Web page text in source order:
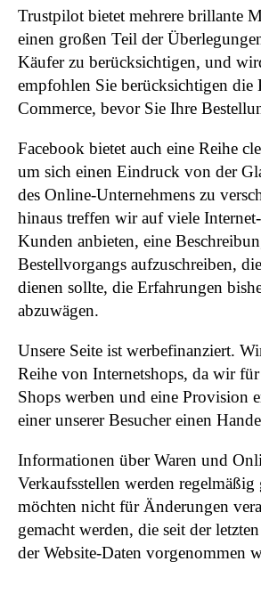
Trustpilot bietet mehrere brillante
einen großen Teil der
Käufer zu berücksichtigen, und
empfohlen Sie berücksichtigen
Commerce, bevor Sie Ihre
Facebook bietet auch eine Reihe
um sich einen Eindruck von der
des Online-Unternehmens zu
hinaus treffen wir auf viele
Kunden anbieten, eine
Bestellvorgangs aufzuschreiben,
dienen sollte, die Erfahrungen
abzuwägen.
Unsere Seite ist werbefinanziert.
Reihe von Internetshops, da wir
Shops werben und eine Provision
einer unserer Besucher einen
Informationen über Waren und
Verkaufsstellen werden
möchten nicht für Änderungen
gemacht werden, die seit der
der Website-Daten vorgenommen